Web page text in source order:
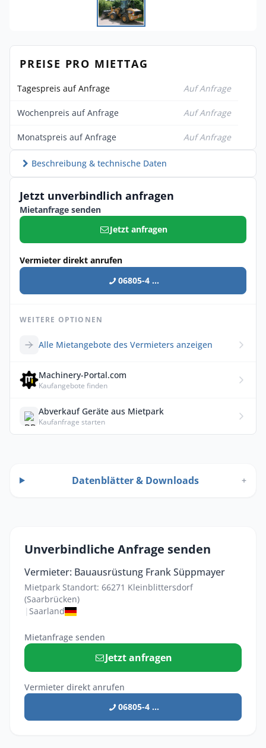
PREISE PRO MIETTAG
Tagespreis auf Anfrage Auf Anfrage
Wochenpreis auf Anfrage Auf Anfrage
Monatspreis auf Anfrage Auf Anfrage
Beschreibung & technische Daten
Jetzt unverbindlich anfragen
Mietanfrage senden
Jetzt anfragen
Vermieter direkt anrufen
06805-4 ...
WEITERE OPTIONEN
Alle Mietangebote des Vermieters anzeigen
Machinery-Portal.com
Kaufangebote finden
Abverkauf Geräte aus Mietpark
Kaufanfrage starten
Datenblätter & Downloads +
Unverbindliche Anfrage senden
Vermieter: Bauausrüstung Frank Süppmayer
Mietpark Standort: 66271 Kleinblittersdorf
(Saarbrücken)
| Saarland
Mietanfrage senden
Jetzt anfragen
Vermieter direkt anrufen
06805-4 ...